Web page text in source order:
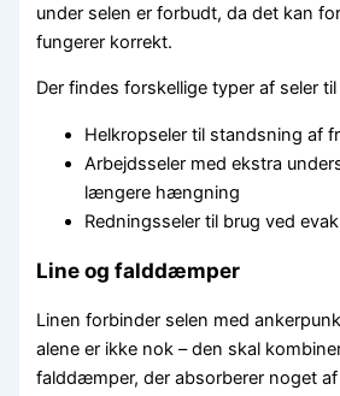
under selen er forbudt, da det kan
fungerer korrekt.
Der findes forskellige typer af seler
Helkropseler til standsning af
Arbejdsseler med ekstra
længere hængning
Redningsseler til brug ved
Line og falddæmper
Linen forbinder selen med
alene er ikke nok – den skal
falddæmper, der absorberer noget